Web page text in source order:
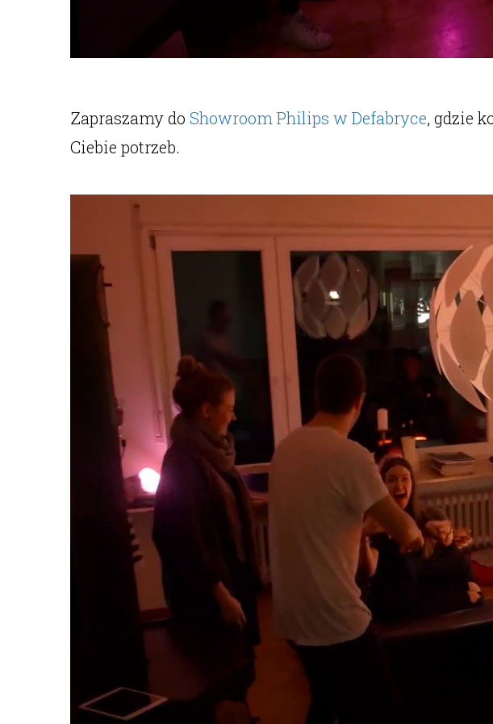
Zapraszamy do Showroom Philips w Defabryce, gdzie
Ciebie potrzeb.